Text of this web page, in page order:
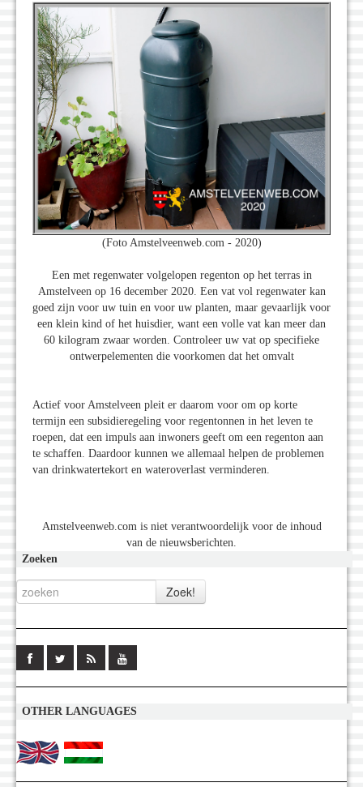
(Foto Amstelveenweb.com - 2020)
Een met regenwater volgelopen regenton op het terras in
Amstelveen op 16 december 2020. Een vat vol regenwater kan
goed zijn voor uw tuin en voor uw planten, maar gevaarlijk voor
een klein kind of het huisdier, want een volle vat kan meer dan
60 kilogram zwaar worden. Controleer uw vat op specifieke
ontwerpelementen die voorkomen dat het omvalt
Actief voor Amstelveen pleit er daarom voor om op korte
termijn een subsidieregeling voor regentonnen in het leven te
roepen, dat een impuls aan inwoners geeft om een regenton aan
te schaffen. Daardoor kunnen we allemaal helpen de problemen
van drinkwatertekort en wateroverlast verminderen.
Amstelveenweb.com is niet verantwoordelijk voor de inhoud
van de nieuwsberichten.
Zoeken
OTHER LANGUAGES